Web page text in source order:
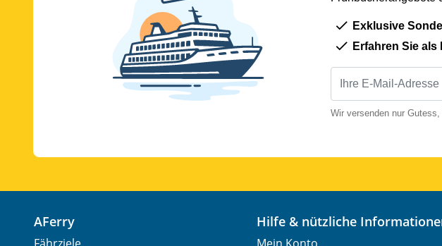
Exklusive
Erfahren Sie als
Wir versenden nur
AFerry Hilfe & nützliche